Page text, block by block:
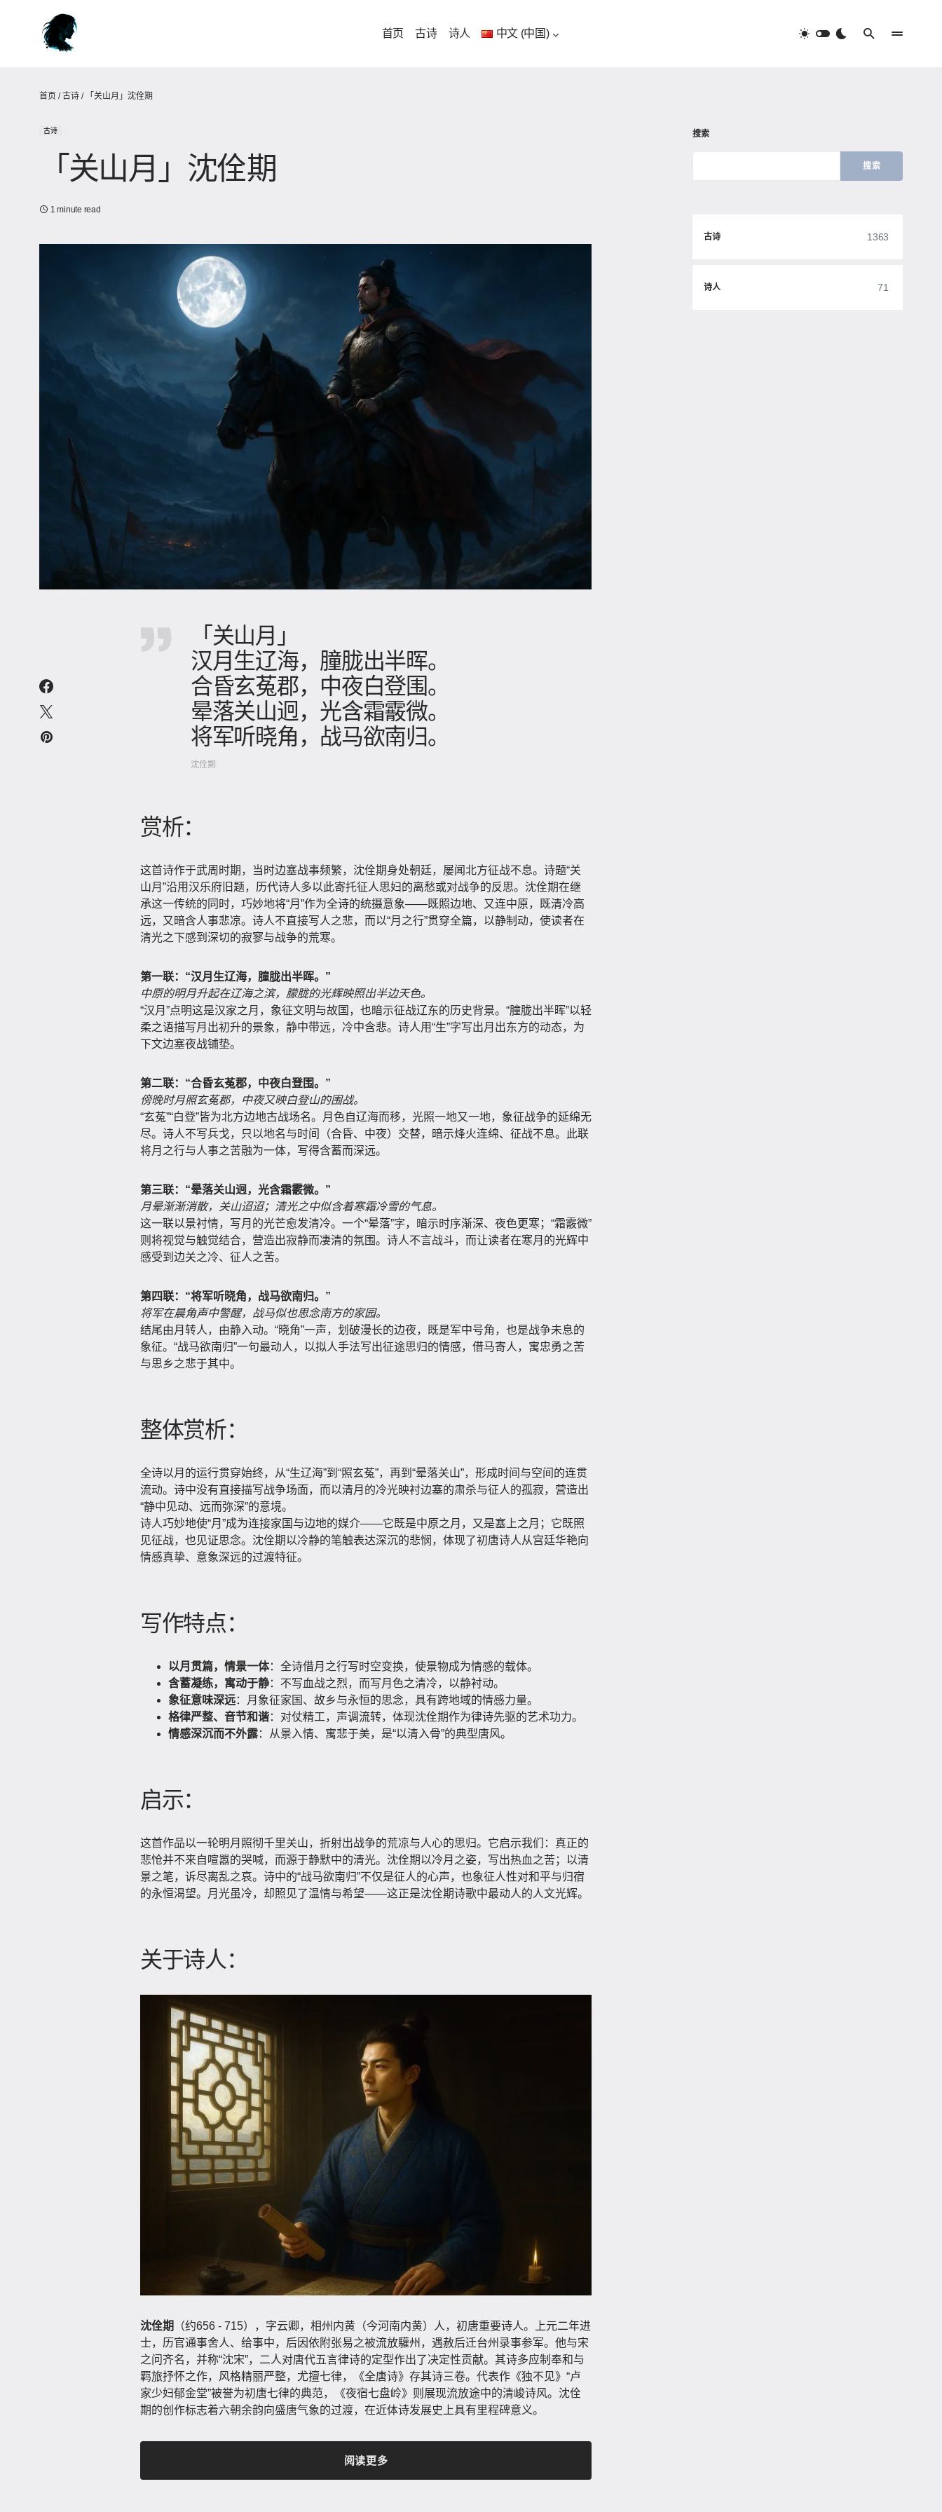
首页 古诗 诗人 中文 (中国)
首页 /古诗 / 「关山月」沈佺期
古诗
「关山月」沈佺期
1 minute read
「关山月」
汉月生辽海，朣胧出半晖。
合昏玄菟郡，中夜白登围。
晕落关山迥，光含霜霰微。
将军听晓角，战马欲南归。
沈佺期
赏析：
这首诗作于武周时期，当时边塞战事频繁，沈佺期身处朝廷，屡闻北方征战不息。诗题“关
山月”沿用汉乐府旧题，历代诗人多以此寄托征人思妇的离愁或对战争的反思。沈佺期在继
承这一传统的同时，巧妙地将“月”作为全诗的统摄意象——既照边地、又连中原，既清冷高
远，又暗含人事悲凉。诗人不直接写人之悲，而以“月之行”贯穿全篇，以静制动，使读者在
清光之下感到深切的寂寥与战争的荒寒。
第一联：“汉月生辽海，朣胧出半晖。”
中原的明月升起在辽海之滨，朦胧的光辉映照出半边天色。
“汉月”点明这是汉家之月，象征文明与故国，也暗示征战辽东的历史背景。“朣胧出半晖”以轻
柔之语描写月出初升的景象，静中带远，冷中含悲。诗人用“生”字写出月出东方的动态，为
下文边塞夜战铺垫。
第二联：“合昏玄菟郡，中夜白登围。”
傍晚时月照玄菟郡，中夜又映白登山的围战。
“玄菟”“白登”皆为北方边地古战场名。月色自辽海而移，光照一地又一地，象征战争的延绵无
尽。诗人不写兵戈，只以地名与时间（合昏、中夜）交替，暗示烽火连绵、征战不息。此联
将月之行与人事之苦融为一体，写得含蓄而深远。
第三联：“晕落关山迥，光含霜霰微。”
月晕渐渐消散，关山迢迢；清光之中似含着寒霜冷雪的气息。
这一联以景衬情，写月的光芒愈发清冷。一个“晕落”字，暗示时序渐深、夜色更寒；“霜霰微”
则将视觉与触觉结合，营造出寂静而凄清的氛围。诗人不言战斗，而让读者在寒月的光辉中
感受到边关之冷、征人之苦。
第四联：“将军听晓角，战马欲南归。”
将军在晨角声中警醒，战马似也思念南方的家园。
结尾由月转人，由静入动。“晓角”一声，划破漫长的边夜，既是军中号角，也是战争未息的
象征。“战马欲南归”一句最动人，以拟人手法写出征途思归的情感，借马寄人，寓忠勇之苦
与思乡之悲于其中。
整体赏析：
全诗以月的运行贯穿始终，从“生辽海”到“照玄菟”，再到“晕落关山”，形成时间与空间的连贯
流动。诗中没有直接描写战争场面，而以清月的冷光映衬边塞的肃杀与征人的孤寂，营造出
“静中见动、远而弥深”的意境。
诗人巧妙地使“月”成为连接家国与边地的媒介——它既是中原之月，又是塞上之月；它既照
见征战，也见证思念。沈佺期以冷静的笔触表达深沉的悲悯，体现了初唐诗人从宫廷华艳向
情感真挚、意象深远的过渡特征。
写作特点：
以月贯篇，情景一体：全诗借月之行写时空变换，使景物成为情感的载体。
含蓄凝练，寓动于静：不写血战之烈，而写月色之清冷，以静衬动。
象征意味深远：月象征家国、故乡与永恒的思念，具有跨地域的情感力量。
格律严整、音节和谐：对仗精工，声调流转，体现沈佺期作为律诗先驱的艺术功力。
情感深沉而不外露：从景入情、寓悲于美，是“以清入骨”的典型唐风。
启示：
这首作品以一轮明月照彻千里关山，折射出战争的荒凉与人心的思归。它启示我们：真正的
悲怆并不来自喧嚣的哭喊，而源于静默中的清光。沈佺期以冷月之姿，写出热血之苦；以清
景之笔，诉尽离乱之哀。诗中的“战马欲南归”不仅是征人的心声，也象征人性对和平与归宿
的永恒渴望。月光虽冷，却照见了温情与希望——这正是沈佺期诗歌中最动人的人文光辉。
关于诗人：
沈佺期
（约656 - 715），字云卿，相州内黄（今河南内黄）人，初唐重要诗人。上元二年进
士，历官通事舍人、给事中，后因依附张易之被流放驩州，遇赦后迁台州录事参军。他与宋
之问齐名，并称“沈宋”，二人对唐代五言律诗的定型作出了决定性贡献。其诗多应制奉和与
羁旅抒怀之作，风格精丽严整，尤擅七律，《全唐诗》存其诗三卷。代表作《独不见》“卢
家少妇郁金堂”被誉为初唐七律的典范，《夜宿七盘岭》则展现流放途中的清峻诗风。沈佺
期的创作标志着六朝余韵向盛唐气象的过渡，在近体诗发展史上具有里程碑意义。
阅读更多
搜索
搜索
古诗 1363
诗人 71